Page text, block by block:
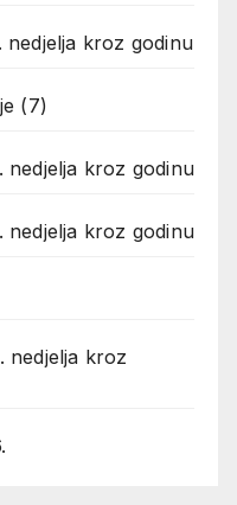
nedjelja kroz godinu
(7)
nedjelja kroz godinu
nedjelja kroz godinu
nedjelja kroz